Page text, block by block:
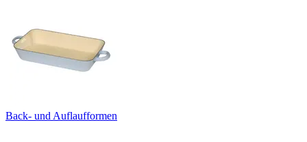
Back- und Auflaufformen